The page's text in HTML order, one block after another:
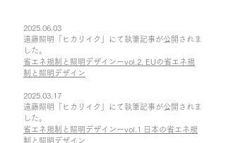
2025.06.03
遠藤照明「ヒカリイク」にて執筆記事が公開されま
した。
​省エネ規制と照明デザインーvol.2. EUの省エネ規
制と照明デザイン
2025.03.17
遠藤照明「ヒカリイク」にて執筆記事が公開されま
した。
省エネ規制と照明デザインーvol.1 日本の省エネ規
制と照明デザイン